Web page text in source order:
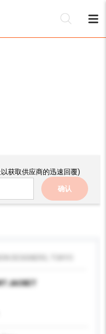
获取供应商的迅速回覆)
确认
JACKET